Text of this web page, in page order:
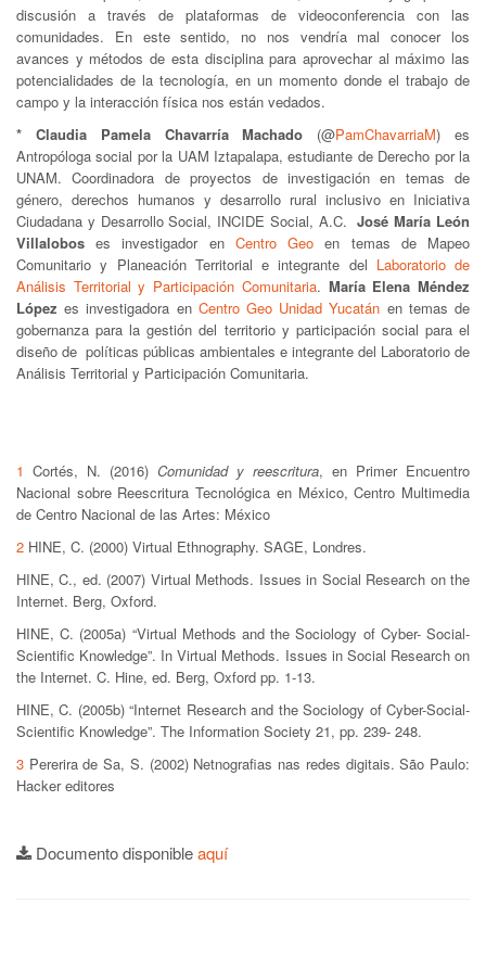
discusión a través de plataformas de videoconferencia con las
comunidades. En este sentido, no nos vendría mal conocer los
avances y métodos de esta disciplina para aprovechar al máximo las
potencialidades de la tecnología, en un momento donde el trabajo de
campo y la interacción física nos están vedados.
* Claudia Pamela Chavarría Machado (@PamChavarriaM) es
Antropóloga social por la UAM Iztapalapa, estudiante de Derecho por la
UNAM. Coordinadora de proyectos de investigación en temas de
género, derechos humanos y desarrollo rural inclusivo en Iniciativa
Ciudadana y Desarrollo Social, INCIDE Social, A.C.José María León
Villalobos es investigador en Centro Geo en temas de Mapeo
Comunitario y Planeación Territorial e integrante del Laboratorio de
Análisis Territorial y Participación Comunitaria. María Elena Méndez
López es investigadora en Centro Geo Unidad Yucatán en temas de
gobernanza para la gestión del territorio y participación social para el
diseño de políticas públicas ambientales e integrante del Laboratorio de
Análisis Territorial y Participación Comunitaria.
1 Cortés, N. (2016) Comunidad y reescritura, en Primer Encuentro
Nacional sobre Reescritura Tecnológica en México, Centro Multimedia
de Centro Nacional de las Artes: México
2 HINE, C. (2000) Virtual Ethnography. SAGE, Londres.
HINE, C., ed. (2007) Virtual Methods. Issues in Social Research on the
Internet. Berg, Oxford.
HINE, C. (2005a) “Virtual Methods and the Sociology of Cyber- Social-
Scientific Knowledge”. In Virtual Methods. Issues in Social Research on
the Internet. C. Hine, ed. Berg, Oxford pp. 1-13.
HINE, C. (2005b) “Internet Research and the Sociology of Cyber-Social-
Scientific Knowledge”. The Information Society 21, pp. 239- 248.
3 Pererira de Sa, S. (2002) Netnografias nas redes digitais. São Paulo:
Hacker editores
Documento disponibleaquí